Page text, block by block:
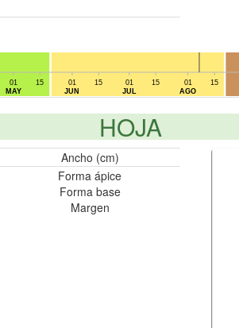
01
MAY
15
01
JUN
15
01
JUL
15
01
AGO
15
HOJA
Ancho (cm)
Forma ápice
Forma base
Margen